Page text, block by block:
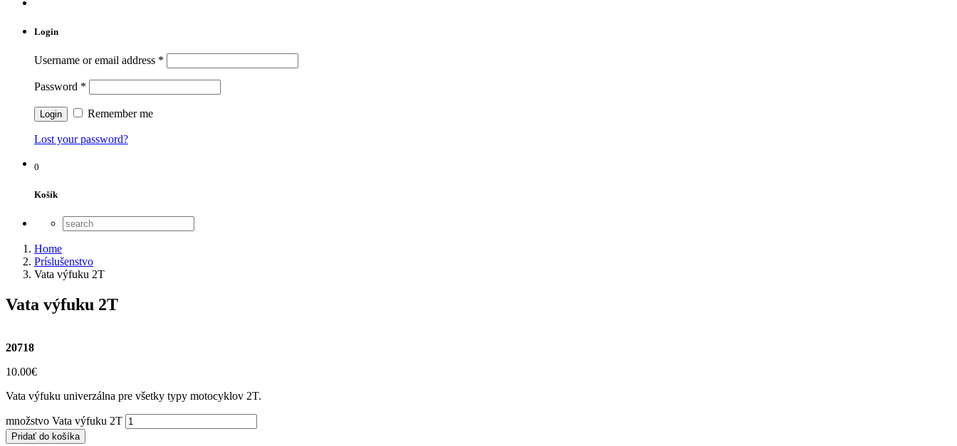
Login
Username or email address *
Password *
Remember me
Lost your password?
0
Košík
Home
Príslušenstvo
Vata výfuku 2T
Vata výfuku 2T
20718
10.00€
Vata výfuku univerzálna pre všetky typy motocyklov 2T.
množstvo Vata výfuku 2T
Pridať do košíka